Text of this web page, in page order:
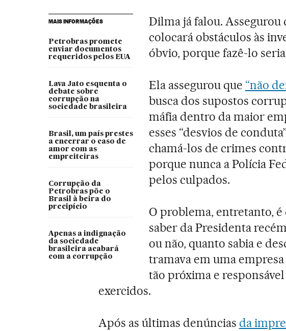
MAIS INFORMAÇÕES
Petrobras promete
enviar documentos
requeridos pelos EUA
Lava Jato esquenta o
debate sobre
corrupção na
sociedade brasileira
Brasil, um país prestes
a encerrar o caso de
amor com as
empreiteiras
Corrupção da
Petrobras põe o
Brasil à beira do
precipício
Apenas a indignação
da sociedade
brasileira acabará
com a corrupção
Dilma já falou. Assegurou
colocará obstáculos às
óbvio, porque fazê-lo
Ela assegurou que “não
busca dos supostos
máfia dentro da maior
esses “desvios de
chamá-los de crimes
porque nunca a Polícia
pelos culpados.
O problema, entretanto,
saber da Presidenta
ou não, quanto sabia e
tramava em uma
tão próxima e
exercidos.
Após as últimas denúncias da